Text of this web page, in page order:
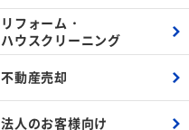
リフォーム・
ハウスクリーニング
不動産売却
法人のお客様向け